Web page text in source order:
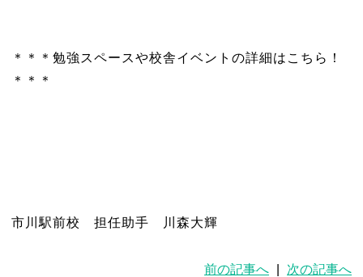
＊＊＊勉強スペースや校舎イベントの詳細はこちら！
＊＊＊
市川駅前校 担任助手 川森大輝
前の記事へ 次の記事へ